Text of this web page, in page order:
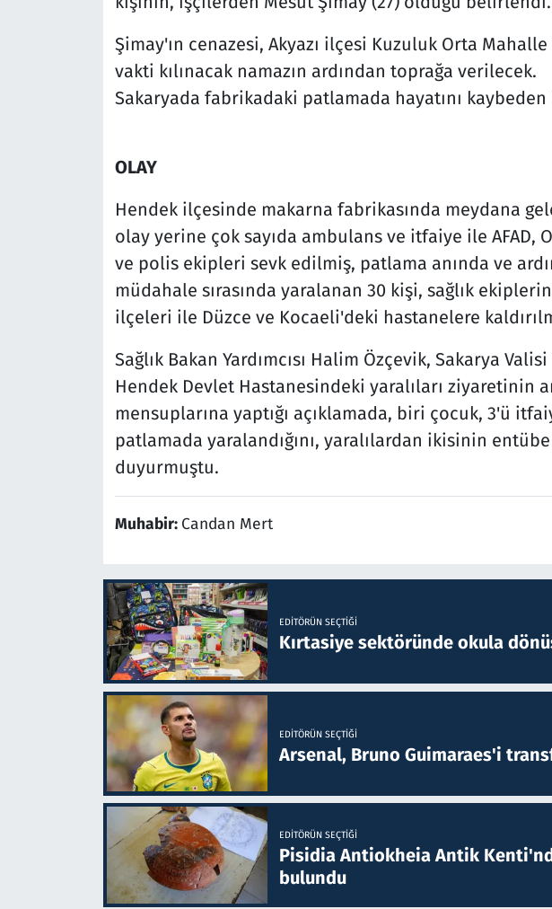
Şimay'ın cenazesi, Akyazı ilçesi Kuzuluk Orta
vakti kılınacak namazın ardından toprağa verilecek.
Sakaryada fabrikadaki patlamada hayatını
OLAY
Hendek ilçesinde makarna fabrikasında meydana
olay yerine çok sayıda ambulans ve itfaiye ile AFAD,
ve polis ekipleri sevk edilmiş, patlama anında ve
müdahale sırasında yaralanan 30 kişi, sağlık
ilçeleri ile Düzce ve Kocaeli'deki hastanelere
Sağlık Bakan Yardımcısı Halim Özçevik, Sakarya
Hendek Devlet Hastanesindeki yaralıları ziyaretinin
mensuplarına yaptığı açıklamada, biri çocuk, 3'ü
patlamada yaralandığını, yaralılardan ikisinin
duyurmuştu.
Muhabir: Candan Mert
EDITÖRÜN SEÇTIĞI
Kırtasiye sektöründe okula
EDITÖRÜN SEÇTIĞI
Arsenal, Bruno Guimaraes'i
EDITÖRÜN SEÇTIĞI
Pisidia Antiokheia Antik
bulundu